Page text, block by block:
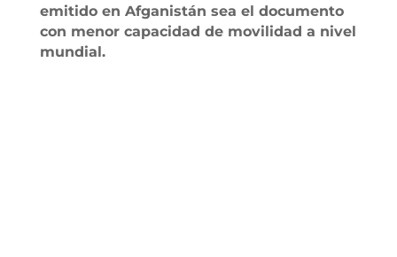
emitido en Afganistán sea el documento
con menor capacidad de movilidad a nivel
mundial.